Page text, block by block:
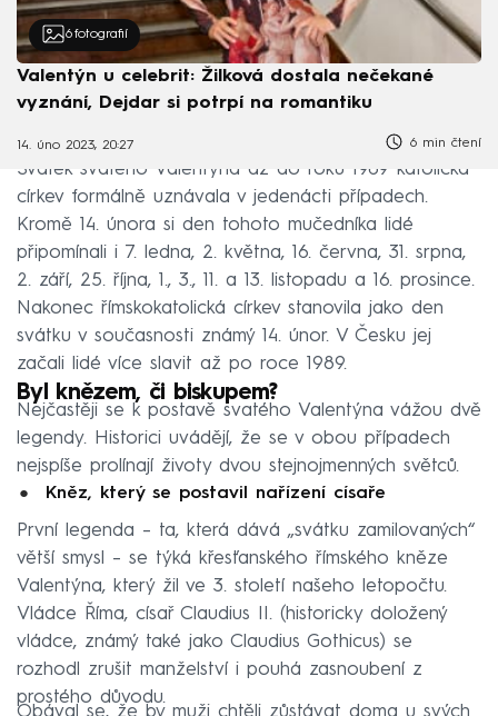
6 fotografií
Valentýn u celebrit: Žilková dostala nečekané
vyznání, Dejdar si potrpí na romantiku
14. úno 2023, 20:27 6 min čtení
Svátek svatého Valentýna až do roku 1969 katolická
církev formálně uznávala v jedenácti případech.
Kromě 14. února si den tohoto mučedníka lidé
připomínali i 7. ledna, 2. května, 16. června, 31. srpna,
2. září, 25. října, 1., 3., 11. a 13. listopadu a 16. prosince.
Nakonec římskokatolická církev stanovila jako den
svátku v současnosti známý 14. únor. V Česku jej
začali lidé více slavit až po roce 1989.
Byl knězem, či biskupem?
Nejčastěji se k postavě svatého Valentýna vážou dvě
legendy. Historici uvádějí, že se v obou případech
nejspíše prolínají životy dvou stejnojmenných světců.
Kněz, který se postavil nařízení císaře
První legenda – ta, která dává „svátku zamilovaných“
větší smysl – se týká křesťanského římského kněze
Valentýna, který žil ve 3. století našeho letopočtu.
Vládce Říma, císař Claudius II. (historicky doložený
vládce, známý také jako Claudius Gothicus) se
rozhodl zrušit manželství i pouhá zasnoubení z
prostého důvodu.
Obával se, že by muži chtěli zůstávat doma u svých